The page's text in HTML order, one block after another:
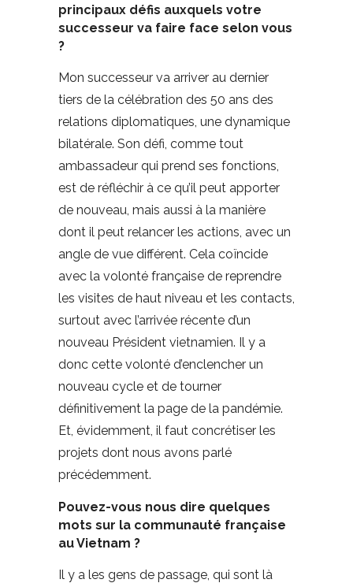
principaux défis auxquels votre
successeur va faire face selon vous
?
Mon successeur va arriver au dernier
tiers de la célébration des 50 ans des
relations diplomatiques, une dynamique
bilatérale. Son défi, comme tout
ambassadeur qui prend ses fonctions,
est de réfléchir à ce qu’il peut apporter
de nouveau, mais aussi à la manière
dont il peut relancer les actions, avec un
angle de vue différent. Cela coïncide
avec la volonté française de reprendre
les visites de haut niveau et les contacts,
surtout avec l’arrivée récente d’un
nouveau Président vietnamien. Il y a
donc cette volonté d’enclencher un
nouveau cycle et de tourner
définitivement la page de la pandémie.
Et, évidemment, il faut concrétiser les
projets dont nous avons parlé
précédemment.
Pouvez-vous nous dire quelques
mots sur la communauté française
au Vietnam ?
Il y a les gens de passage, qui sont là